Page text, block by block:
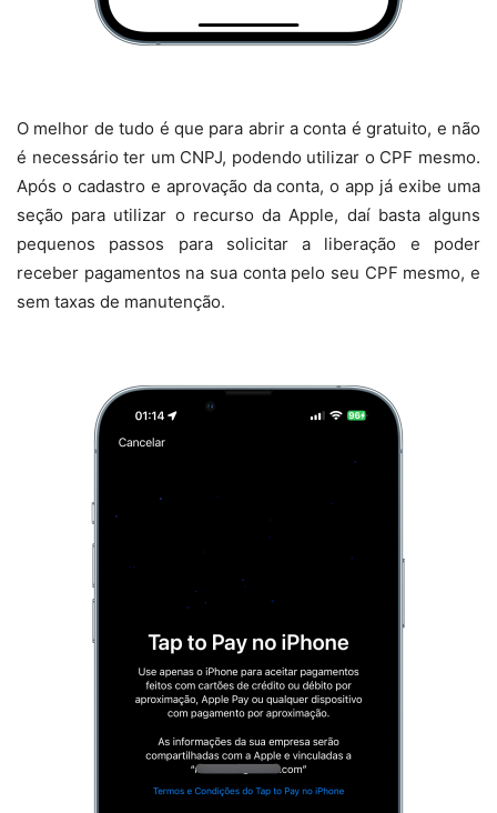
O melhor de tudo é que para abrir a conta é gratuito, e não
é necessário ter um CNPJ, podendo utilizar o CPF mesmo.
Após o cadastro e aprovação da conta, o app já exibe uma
seção para utilizar o recurso da Apple, daí basta alguns
pequenos passos para solicitar a liberação e poder
receber pagamentos na sua conta pelo seu CPF mesmo, e
sem taxas de manutenção.